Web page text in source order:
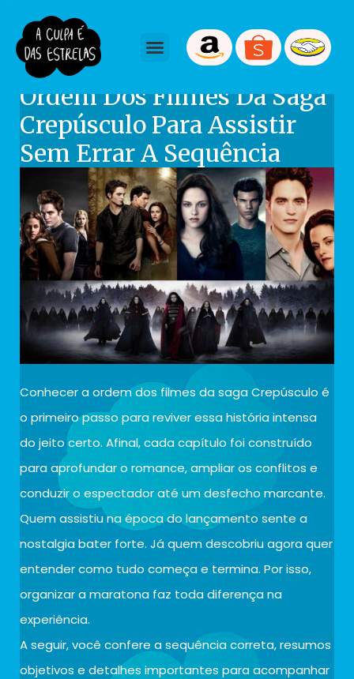
February 3, 2026
Ordem Dos Filmes Da Saga
Crepúsculo Para Assistir
Sem Errar A Sequência
Conhecer a ordem dos filmes da saga Crepúsculo é
o primeiro passo para reviver essa história intensa
do jeito certo. Afinal, cada capítulo foi construído
para aprofundar o romance, ampliar os conflitos e
conduzir o espectador até um desfecho marcante.
Quem assistiu na época do lançamento sente a
nostalgia bater forte. Já quem descobriu agora quer
entender como tudo começa e termina. Por isso,
organizar a maratona faz toda diferença na
experiência.
A seguir, você confere a sequência correta, resumos
objetivos e detalhes importantes para acompanhar